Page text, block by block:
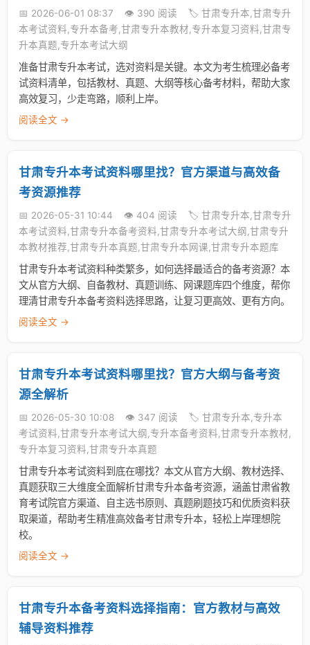
📅 2026-06-01 08:37 👁️ 390 阅读
🏷️ 甘肃专升本,甘肃专升
本考试资料,专升本备考,甘肃专升本教材,专升本复习资料,甘肃专
升本真题,专升本考试大纲
准备甘肃专升本考试，选对资料是关键。本文为考生梳理必备考
试资料清单，包括教材、真题、大纲等核心备考材料，帮助大家
高效复习，少走弯路，顺利上岸。
阅读全文 →
甘肃专升本考试资料哪里找？官方渠道与高效备
考资源推荐
📅 2026-05-31 10:44 👁️ 404 阅读
🏷️ 甘肃专升本,甘肃专升
本考试资料,甘肃专升本备考资料,甘肃专升本考试大纲,甘肃专升
本教材推荐,甘肃专升本真题,甘肃专升本网课,甘肃专升本题库
甘肃专升本考试资料种类繁多，如何选择最适合的备考资源？本
文从官方大纲、自备教材、真题训练、网课题库四个维度，帮你
理清甘肃专升本备考资料选择思路，让复习更高效、更有方向。
阅读全文 →
甘肃专升本考试资料哪里找？官方大纲与备考资
源全解析
📅 2026-05-30 10:08 👁️ 347 阅读
🏷️ 甘肃专升本,专升本
考试资料,甘肃专升本考试大纲,专升本备考资料,甘肃专升本教材,
专升本复习资料,甘肃专升本真题
甘肃专升本考试资料到底在哪找？本文从官方大纲、教材选择、
真题获取三大维度全面解析甘肃专升本备考资源，涵盖甘肃省教
育考试院官方渠道、自主选书原则、真题刷题技巧和优质资料获
取渠道，帮助考生精准高效备考甘肃专升本，轻松上岸理想院
校。
阅读全文 →
甘肃专升本备考资料选择指南：官方教材与高效
辅导资料推荐